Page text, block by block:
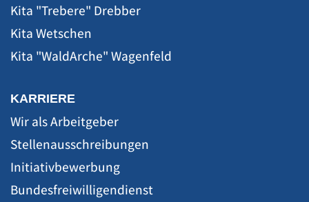
Kita "Trebere" Drebber
Kita Wetschen
Kita "WaldArche" Wagenfeld
KARRIERE
Wir als Arbeitgeber
Stellenausschreibungen
Initiativbewerbung
Bundesfreiwilligendienst